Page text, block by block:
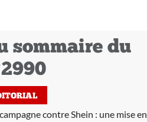
sommaire du
contre Shein : une mise en